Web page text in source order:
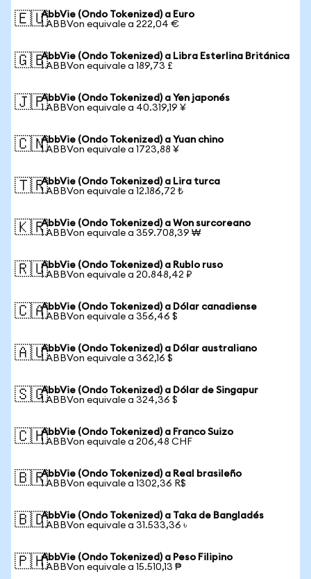
🇪🇺AbbVie (Ondo Tokenized) a Euro
1 ABBVon equivale a 222,04 €
🇬🇧AbbVie (Ondo Tokenized) a Libra Esterlina Británica
1 ABBVon equivale a 189,73 £
🇯🇵AbbVie (Ondo Tokenized) a Yen japonés
1 ABBVon equivale a 40.319,19 ¥
🇨🇳AbbVie (Ondo Tokenized) a Yuan chino
1 ABBVon equivale a 1723,88 ¥
🇹🇷AbbVie (Ondo Tokenized) a Lira turca
1 ABBVon equivale a 12.186,72 ₺
🇰🇷AbbVie (Ondo Tokenized) a Won surcoreano
1 ABBVon equivale a 359.708,39 ₩
🇷🇺AbbVie (Ondo Tokenized) a Rublo ruso
1 ABBVon equivale a 20.848,42 ₽
🇨🇦AbbVie (Ondo Tokenized) a Dólar canadiense
1 ABBVon equivale a 356,46 $
🇦🇺AbbVie (Ondo Tokenized) a Dólar australiano
1 ABBVon equivale a 362,16 $
🇸🇬AbbVie (Ondo Tokenized) a Dólar de Singapur
1 ABBVon equivale a 324,36 $
🇨🇭AbbVie (Ondo Tokenized) a Franco Suizo
1 ABBVon equivale a 206,48 CHF
🇧🇷AbbVie (Ondo Tokenized) a Real brasileño
1 ABBVon equivale a 1302,36 R$
🇧🇩AbbVie (Ondo Tokenized) a Taka de Bangladés
1 ABBVon equivale a 31.533,36 ৳
🇵🇭AbbVie (Ondo Tokenized) a Peso Filipino
1 ABBVon equivale a 15.510,13 ₱